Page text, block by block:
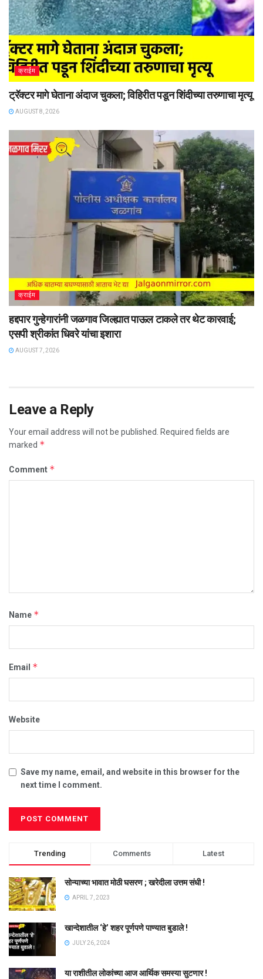
क्राईम
ट्रॅक्टर मागे घेताना अंदाज चुकला; विहिरीत पडून शिंदीच्या तरुणाचा मृत्यू
AUGUST 8, 2026
क्राईम
हद्दपार गुन्हेगारांनी जळगाव जिल्ह्यात पाऊल टाकले तर थेट कारवाई;
एसपी श्रीकांत धिवरे यांचा इशारा
AUGUST 7, 2026
Leave a Reply
Your email address will not be published.
Required fields are
marked *
Comment *
Name *
Email *
Website
Save my name, email, and website in this browser for the
next time I comment.
Trending Comments Latest
सोन्याच्या भावात मोठी घसरण ; खरेदीला उत्तम संधी !
APRIL 7, 2023
खान्देशातील ‘हे’ शहर पूर्णपणे पाण्यात बुडाले !
JULY 26, 2024
या राशीतील लोकांच्या आज आर्थिक समस्या सुटणार !